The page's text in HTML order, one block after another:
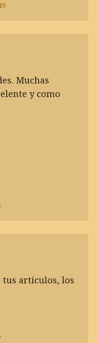
Muchas
y como
artículos, los